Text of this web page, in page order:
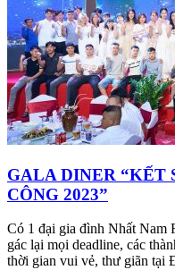
GALA DINER “KẾT
CÔNG 2023”
Có 1 đại gia đình Nhất Nam
gác lại mọi deadline, các
thời gian vui vẻ, thư giãn tại